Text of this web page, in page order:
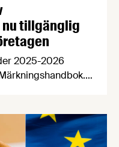
nu tillgänglig
2025-2026
ha varit reserverad
den nu tillgänglig